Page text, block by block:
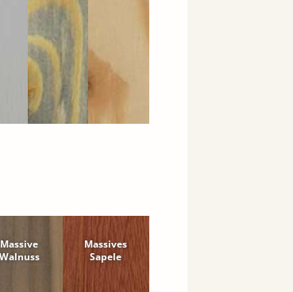
Massive
Walnuss
Massives
Sapele